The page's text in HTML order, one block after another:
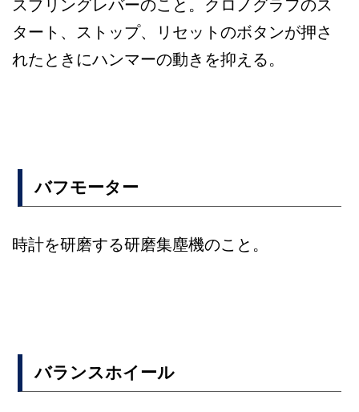
スプリングレバーのこと。クロノグラフのス
タート、ストップ、リセットのボタンが押さ
れたときにハンマーの動きを抑える。
バフモーター
時計を研磨する研磨集塵機のこと。
バランスホイール